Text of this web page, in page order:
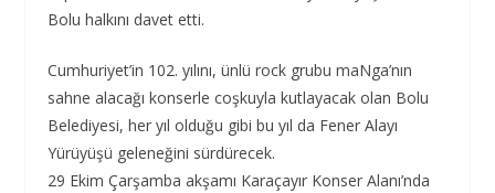
Bolu halkını davet etti.
Cumhuriyet’in 102. yılını, ünlü rock grubu maNga’nın
sahne alacağı konserle coşkuyla kutlayacak olan Bolu
Belediyesi, her yıl olduğu gibi bu yıl da Fener Alayı
Yürüyüşü geleneğini sürdürecek.
29 Ekim Çarşamba akşamı Karaçayır Konser Alanı’nda